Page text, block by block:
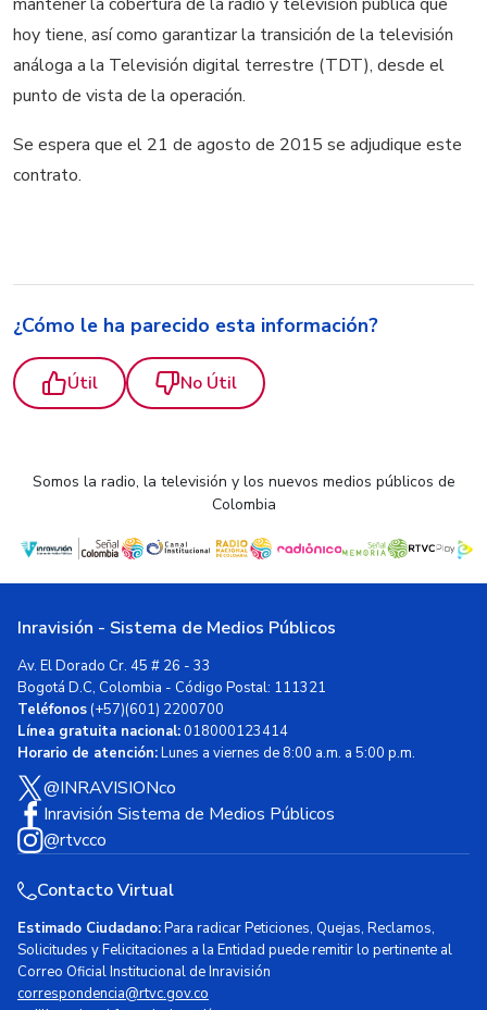
hoy tiene, así como garantizar la transición de la televisión
análoga a la Televisión digital terrestre (TDT), desde el
punto de vista de la operación.
Se espera que el 21 de agosto de 2015 se adjudique este
contrato.
¿Cómo le ha parecido esta información?
Útil No Útil
Somos la radio, la televisión y los nuevos medios públicos de
Colombia
Inravisión - Sistema de Medios Públicos
Av. El Dorado Cr. 45 # 26 - 33
Bogotá D.C, Colombia - Código Postal: 111321
Teléfonos(+57)(601) 2200700
Línea gratuita nacional:018000123414
Horario de atención:Lunes a viernes de 8:00 a.m. a 5:00 p.m.
@INRAVISIONco
Inravisión Sistema de Medios Públicos
@rtvcco
Contacto Virtual
Estimado Ciudadano:Para radicar Peticiones, Quejas, Reclamos,
Solicitudes y Felicitaciones a la Entidad puede remitir lo pertinente al
Correo Oficial Institucional de Inravisión
correspondencia@rtvc.gov.co